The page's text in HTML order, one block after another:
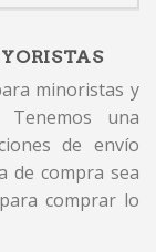
minoristas y
Tenemos una
de envío
de compra sea
comprar lo